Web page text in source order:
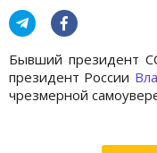
Бывший президент
президент России
чрезмерной